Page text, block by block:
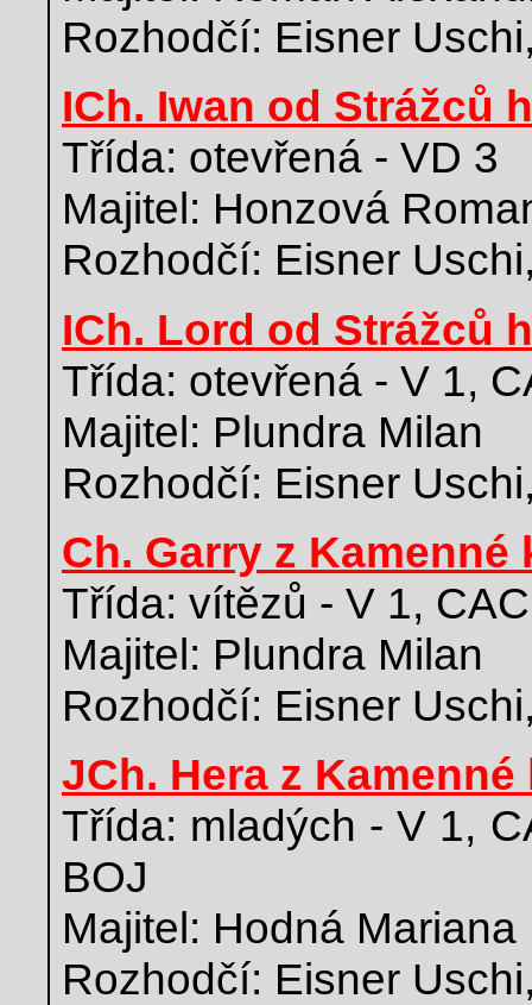
Rozhodčí: Eisner
ICh. Iwan od Strážců
Třída: otevřená - VD 3
Majitel: Honzová
Rozhodčí: Eisner
ICh. Lord od Strážců
Třída: otevřená - V 1,
Majitel: Plundra Milan
Rozhodčí: Eisner
Ch. Garry z Kamenné
Třída: vítězů - V 1, CAC
Majitel: Plundra Milan
Rozhodčí: Eisner
JCh. Hera z
Třída: mladých - V 1,
BOJ
Majitel: Hodná Mariana
Rozhodčí: Eisner